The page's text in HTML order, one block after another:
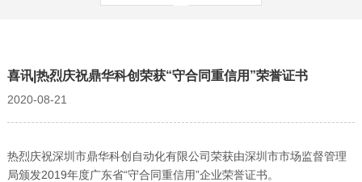
喜讯|热烈庆祝鼎华科创荣获“守合同重信用”荣誉证书
2020-08-21
热烈庆祝深圳市鼎华科创自动化有限公司荣获由深圳市市场监督管理
局颁发2019年度广东省“守合同重信用”企业荣誉证书。